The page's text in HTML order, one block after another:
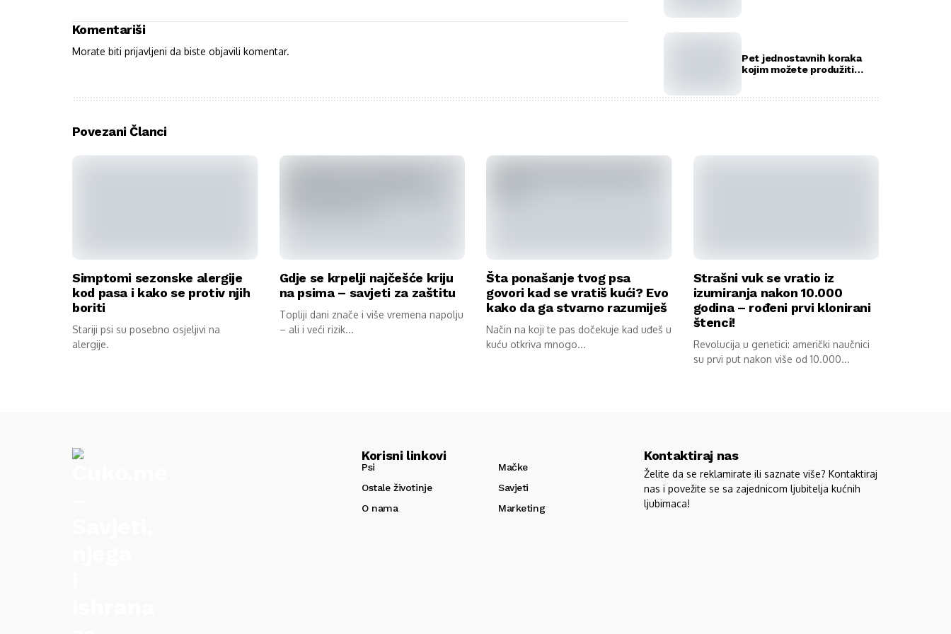
Komentariši
Morate biti prijavljeni da biste objavili komentar.
Pet jednostavnih koraka
kojim možete produžiti
Povezani Članci
Simptomi sezonske alergije
kod pasa i kako se protiv njih
boriti
Stariji psi su posebno osjeljivi na
alergije.
Gdje se krpelji najčešće kriju
na psima – savjeti za zaštitu
Topliji dani znače i više vremena napolju
– ali i veći rizik...
Šta ponašanje tvog psa
govori kad se vratiš kući? Evo
kako da ga stvarno razumiješ
Način na koji te pas dočekuje kad uđeš u
kuću otkriva mnogo...
Strašni vuk se vratio iz
izumiranja nakon 10.000
godina – rođeni prvi klonirani
štenci!
Revolucija u genetici: američki naučnici
su prvi put nakon više od 10.000...
Korisni linkovi
Psi
Mačke
Ostale životinje
Savjeti
O nama
Marketing
Kontaktiraj nas
Želite da se reklamirate ili saznate više? Kontaktiraj
nas i povežite se sa zajednicom ljubitelja kućnih
ljubimaca!